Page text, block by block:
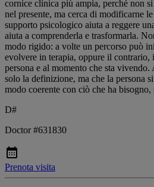
cornice clinica più ampia, perché non
nel presente, ma cerca di modificarne
supporto psicologico aiuta a reggere
aiuta a comprenderla e trasformarla.
modo rigido: a volte un percorso può
evolvere in terapia, oppure il contrario,
persona e al momento che sta
solo la definizione, ma che la persona
modo coerente con ciò che ha
D#
Doctor #631830
Prenota visita